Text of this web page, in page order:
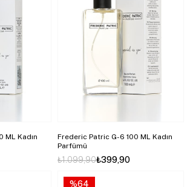
ML Kadın
Frederic Patric G-6 100 ML Kadın
Parfümü
₺399,90
₺1.099,90
%64